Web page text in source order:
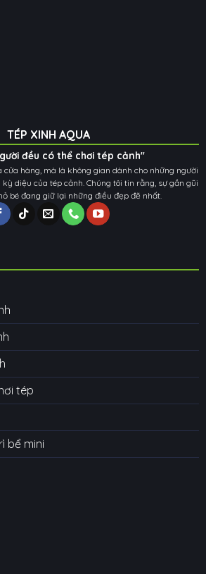
TÉP XINH AQUA
đều có thể chơi tép cảnh"
cửa hàng, mà là không gian dành cho những người
diệu của tép cảnh. Chúng tôi tin rằng, sự gần gũi
bé đang giữ lại những điều đẹp đẽ nhất.
tép
bể mini